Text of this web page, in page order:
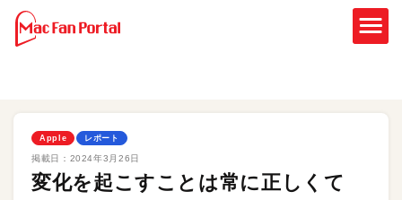
Apple レポート
掲載日： 2024年3月26日
変化を起こすことは常に正しくて